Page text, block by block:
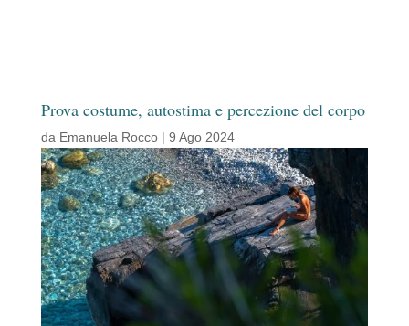
Prova costume, autostima e percezione del corpo
da Emanuela Rocco| 9 Ago 2024